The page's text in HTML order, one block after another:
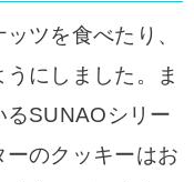
ツを食べたり、
にしました。ま
るSUNAOシリー
ーのクッキーはお